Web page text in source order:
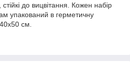
стійкі до вицвітання. Кожен набір
упакований в герметичну
см.